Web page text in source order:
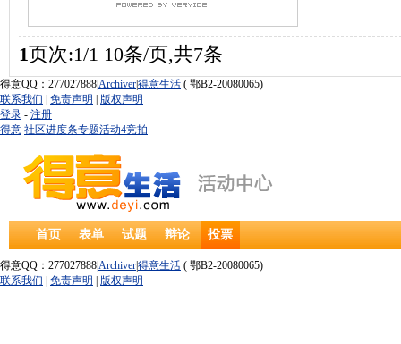
1页次:1/1 10条/页,共7条
得意QQ：277027888|Archiver得意生活 ( 鄂B2-20080065)
联系我们
免责声明
版权声明
登录 - 注册
得意 社区进度条专题活动4竞拍
首页 表单 试题 辩论 投票
得意QQ：277027888|Archiver得意生活 ( 鄂B2-20080065)
联系我们
免责声明 版权声明